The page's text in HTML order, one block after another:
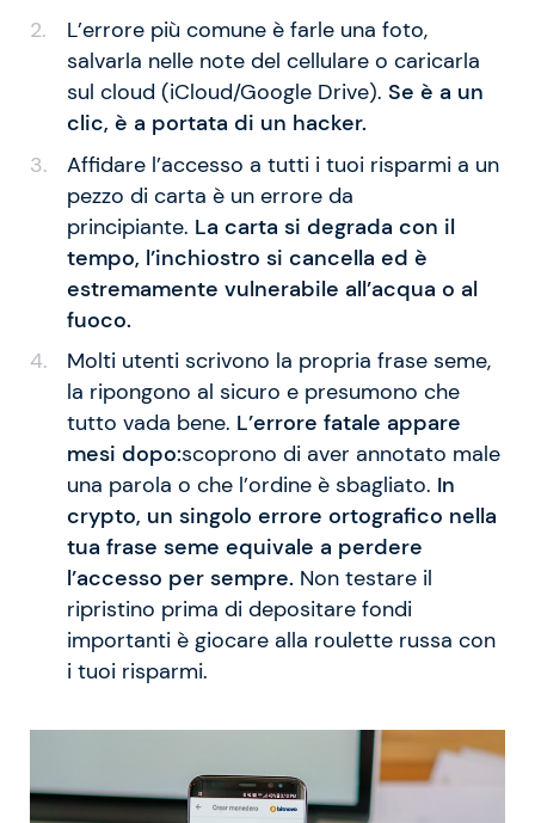
L’errore più comune è farle una foto,
salvarla nelle note del cellulare o caricarla
sul cloud (iCloud/Google Drive). Se è a un
clic, è a portata di un hacker.
Affidare l’accesso a tutti i tuoi risparmi a un
pezzo di carta è un errore da
principiante. La carta si degrada con il
tempo, l’inchiostro si cancella ed è
estremamente vulnerabile all’acqua o al
fuoco.
Molti utenti scrivono la propria frase seme,
la ripongono al sicuro e presumono che
tutto vada bene. L’errore fatale appare
mesi dopo:scoprono di aver annotato male
una parola o che l’ordine è sbagliato. In
crypto, un singolo errore ortografico nella
tua frase seme equivale a perdere
l’accesso per sempre. Non testare il
ripristino prima di depositare fondi
importanti è giocare alla roulette russa con
i tuoi risparmi.